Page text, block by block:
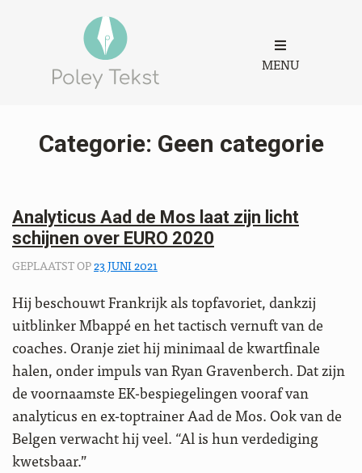
MENU
Categorie: Geen categorie
Analyticus Aad de Mos laat zijn licht
schijnen over EURO 2020
GEPLAATST OP23 JUNI 2021
Hij beschouwt Frankrijk als topfavoriet, dankzij
uitblinker Mbappé en het tactisch vernuft van de
coaches. Oranje ziet hij minimaal de kwartfinale
halen, onder impuls van Ryan Gravenberch. Dat zijn
de voornaamste EK-bespiegelingen vooraf van
analyticus en ex-toptrainer Aad de Mos. Ook van de
Belgen verwacht hij veel. “Al is hun verdediging
kwetsbaar.”